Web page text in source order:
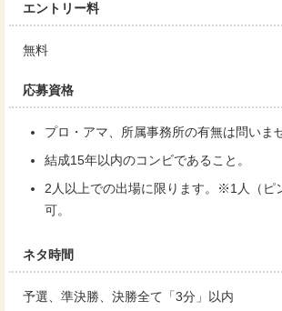
エントリー料
無料
応募資格
プロ・アマ、所属事務所の有無は問いま
結成15年以内のコンビであること。
2人以上での出場に限ります。※1人（ピ
可。
ネタ時間
予選、準決勝、決勝全て「3分」以内